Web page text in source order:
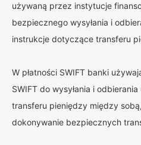
używaną przez instytucje
bezpiecznego wysyłania i
instrukcje dotyczące transferu
W płatności SWIFT banki
SWIFT do wysyłania i
transferu pieniędzy między
dokonywanie bezpiecznych